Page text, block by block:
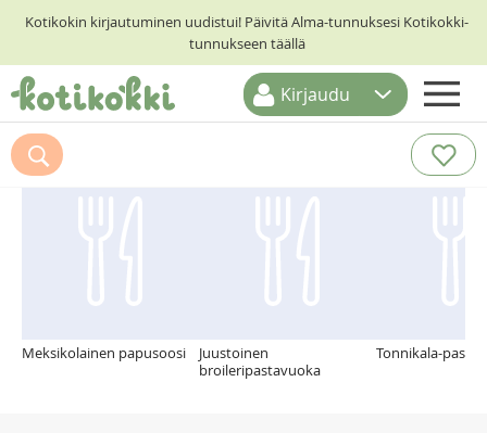
Kotikokin kirjautuminen uudistui! Päivitä Alma-tunnuksesi Kotikokki-
tunnukseen täällä
ETUSIVU
RESEPTIHAKU
Kirjaudu
Suosittelemme myös
Meksikolainen papusoosi
Juustoinen
broileripastavuoka
Tonnikala-